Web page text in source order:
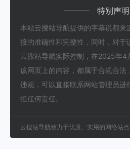
特别声明
本站云搜站导航提供的字幕说都来
接的准确性和完整性，同时，对于
云搜站导航实际控制，在2025年4
该网页上的内容，都属于合规合法
违规，可以直接联系网站管理员进
担任何责任。
云搜站导航致力于优质、实用的网络站